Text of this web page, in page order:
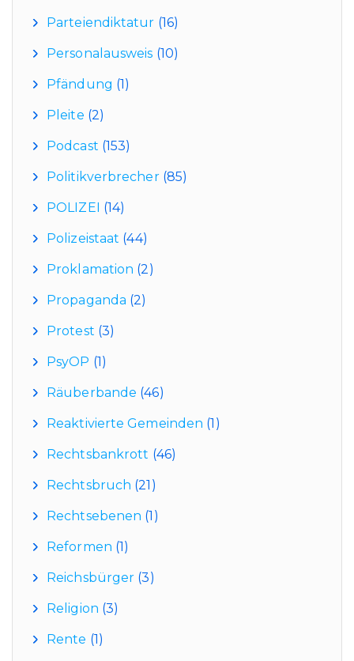
Parteiendiktatur (16)
Personalausweis (10)
Pfändung (1)
Pleite (2)
Podcast (153)
Politikverbrecher(85)
POLIZEI (14)
Polizeistaat (44)
Proklamation (2)
Propaganda (2)
Protest (3)
PsyOP (1)
Räuberbande (46)
Reaktivierte Gemeinden (1)
Rechtsbankrott (46)
Rechtsbruch (21)
Rechtsebenen (1)
Reformen (1)
Reichsbürger (3)
Religion (3)
Rente (1)